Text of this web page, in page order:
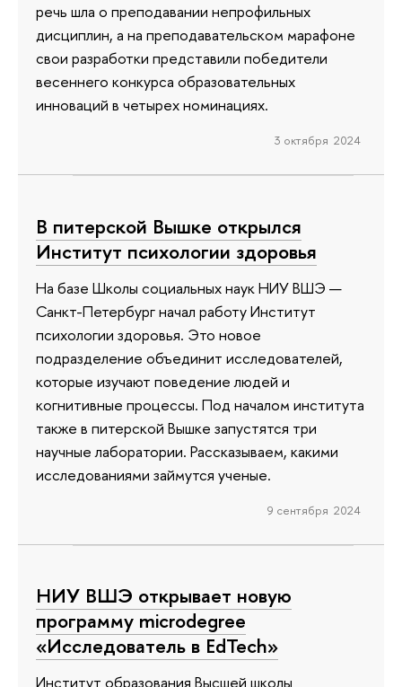
речь шла о преподавании непрофильных
дисциплин, а на преподавательском марафоне
свои разработки представили победители
весеннего конкурса образовательных
инноваций в четырех номинациях.
3 октября 2024
В питерской Вышке открылся
Институт психологии здоровья
На базе Школы социальных наук НИУ ВШЭ —
Санкт-Петербург начал работу Институт
психологии здоровья. Это новое
подразделение объединит исследователей,
которые изучают поведение людей и
когнитивные процессы. Под началом института
также в питерской Вышке запустятся три
научные лаборатории. Рассказываем, какими
исследованиями займутся ученые.
9 сентября 2024
НИУ ВШЭ открывает новую
программу microdegree
«Исследователь в EdTech»
Институт образования Высшей школы